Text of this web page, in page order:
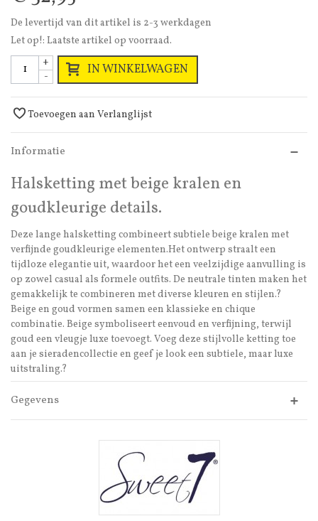
De levertijd van dit artikel is 2-3 werkdagen
Let op!: Laatste artikel op voorraad.
-
+ IN WINKELWAGEN
Toevoegen aan Verlanglijst
Informatie
Halsketting met beige kralen en
goudkleurige details.
Deze lange halsketting combineert subtiele beige kralen met
verfijnde goudkleurige elementen.Het ontwerp straalt een
tijdloze elegantie uit, waardoor het een veelzijdige aanvulling is
op zowel casual als formele outfits. De neutrale tinten maken het
gemakkelijk te combineren met diverse kleuren en stijlen.?
Beige en goud vormen samen een klassieke en chique
combinatie. Beige symboliseert eenvoud en verfijning, terwijl
goud een vleugje luxe toevoegt. Voeg deze stijlvolle ketting toe
aan je sieradencollectie en geef je look een subtiele, maar luxe
uitstraling.?
Gegevens